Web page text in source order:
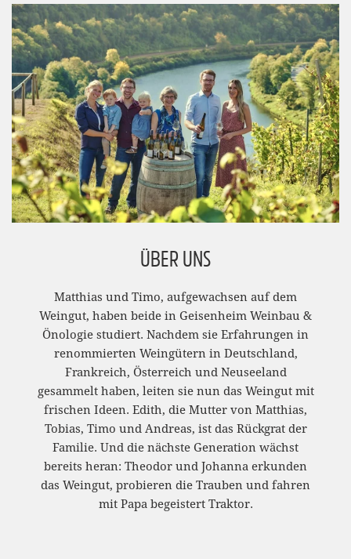
ÜBER UNS
Matthias und Timo, aufgewachsen auf dem
Weingut, haben beide in Geisenheim Weinbau &
Önologie studiert. Nachdem sie Erfahrungen in
renommierten Weingütern in Deutschland,
Frankreich, Österreich und Neuseeland
gesammelt haben, leiten sie nun das Weingut mit
frischen Ideen. Edith, die Mutter von Matthias,
Tobias, Timo und Andreas, ist das Rückgrat der
Familie. Und die nächste Generation wächst
bereits heran: Theodor und Johanna erkunden
das Weingut, probieren die Trauben und fahren
mit Papa begeistert Traktor.